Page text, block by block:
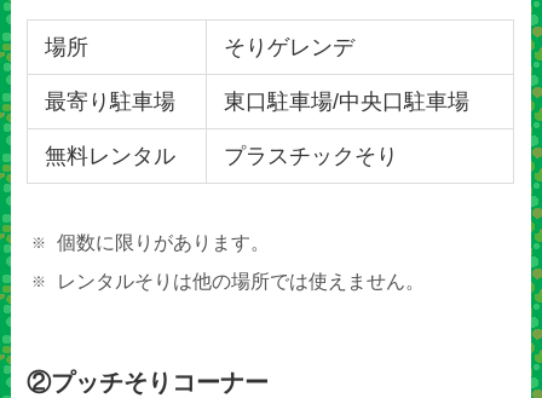
場所 そりゲレンデ
最寄り駐車場 東口駐車場/中央口駐車場
無料レンタル プラスチックそり
個数に限りがあります。
レンタルそりは他の場所では使えません。
②プッチそりコーナー